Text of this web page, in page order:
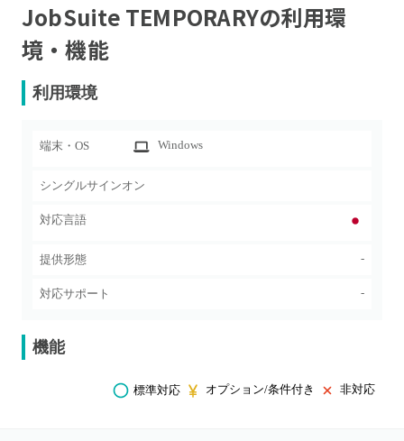
JobSuite TEMPORARYの利用環
境・機能
利用環境
端末・OS Windows
シングルサインオン
対応言語
提供形態 -
対応サポート -
機能
標準対応 オプション/条件付き 非対応